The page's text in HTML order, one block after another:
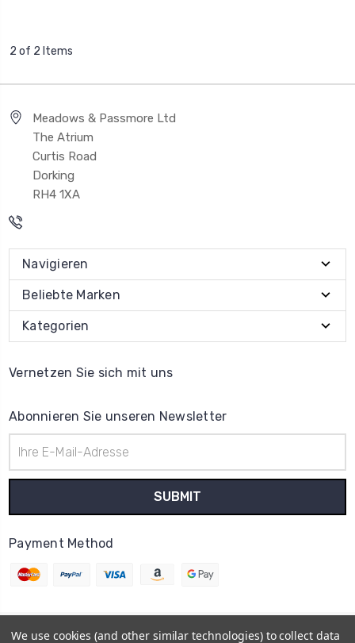
2 of 2 Items
Meadows & Passmore Ltd
The Atrium
Curtis Road
Dorking
RH4 1XA
Navigieren
Beliebte Marken
Kategorien
Vernetzen Sie sich mit uns
Abonnieren Sie unseren Newsletter
Mail-
Adresse
Payment Method
© 2026 Uhrenteile Lager
We use cookies (and other similar technologies) to collect data